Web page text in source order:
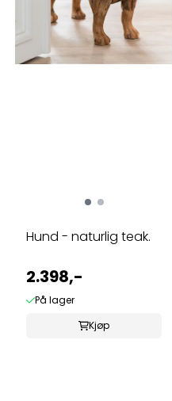
Hund - naturlig teak.
2.398,-
På lager
Kjøp